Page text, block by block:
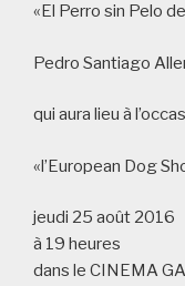
«El Perro sin Pelo
Pedro Santiago
qui aura lieu à
«l’European Dog
jeudi 25 août 2016
à 19 heures
dans le CINEMA